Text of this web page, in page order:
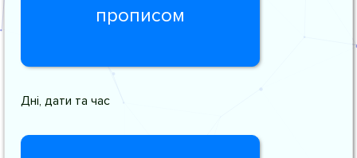
прописом
Дні, дати та час